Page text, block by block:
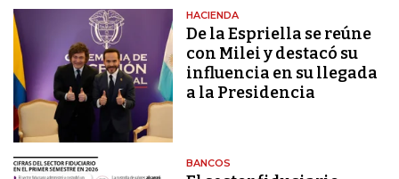
HACIENDA
De la Espriella se reúne
con Milei y destacó su
influencia en su llegada
a la Presidencia
BANCOS